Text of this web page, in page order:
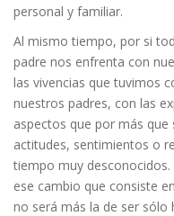
personal y familiar.
Al mismo tiempo, por si
padre nos enfrenta con
las vivencias que tuvimos
nuestros padres, con las
aspectos que por más
actitudes, sentimientos o
tiempo muy
ese cambio que consiste
no será más la de ser